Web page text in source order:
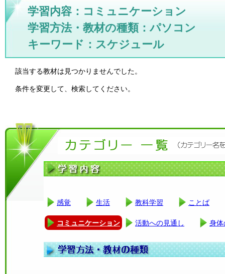
学習内容：コミュニケーション
学習方法・教材の種類：パソコン
キーワード：スケジュール
該当する教材は見つかりませんでした。
条件を変更して、検索してください。
感覚 生活 教科学習 ことば
コミュニケーション 活動への見通し 身